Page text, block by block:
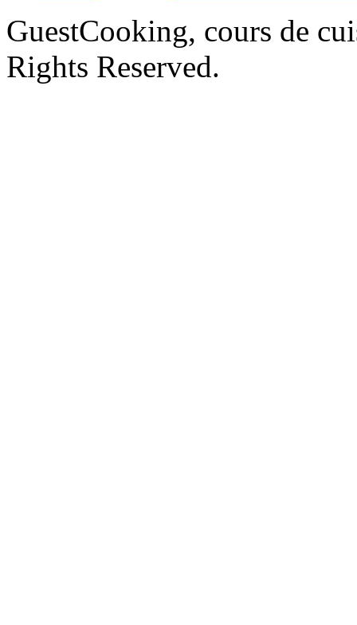
GuestCooking, cours de
Rights Reserved.